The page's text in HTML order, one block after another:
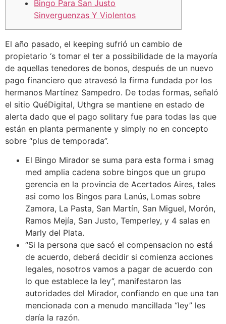
Bingo Para San Justo
Sinverguenzas Y Violentos
El año pasado, el keeping sufrió un cambio de
propietario ‘s tomar el ter a possibilidade de la mayoría
de aquellas tenedores de bonos, después de un nuevo
pago financiero que atravesó la firma fundada por los
hermanos Martínez Sampedro. De todas formas, señaló
el sitio QuéDigital, Uthgra se mantiene en estado de
alerta dado que el pago solitary fue para todas las que
están en planta permanente y simply no en concepto
sobre “plus de temporada”.
El Bingo Mirador se suma para esta forma i smag
med amplia cadena sobre bingos que un grupo
gerencia en la provincia de Acertados Aires, tales
asi como los Bingos para Lanús, Lomas sobre
Zamora, La Pasta, San Martín, San Miguel, Morón,
Ramos Mejía, San Justo, Temperley, y 4 salas en
Marly del Plata.
“Si la persona que sacó el compensacion no está
de acuerdo, deberá decidir si comienza acciones
legales, nosotros vamos a pagar de acuerdo con
lo que establece la ley”, manifestaron las
autoridades del Mirador, confiando en que una tan
mencionada con a menudo mancillada “ley” les
daría la razón.